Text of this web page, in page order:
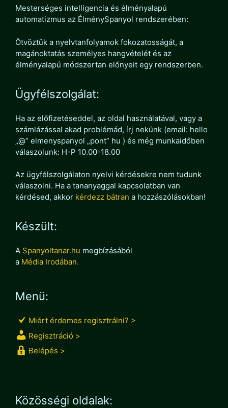
Mesterséges intelligencia és élményalapú
automatizmus az ÉlménySpanyol rendszerében:
Ötvöztük a nyelvtanfolyamok fokozatosságát, a
magánoktatás személyes hangvételét és az
élményalapú módszertan előnyeit egy rendszerben.
Ügyfélszolgálat:
Ha az előfizetéseddel, az oldal használatával, vagy a
számlázással akad problémád, írj nekünk (email: hello
„@” elmenyspanyol „pont” hu ) és még munkaidőben
válaszolunk: H-P 10.00-18.00
Az ügyfélszolgálaton nyelvi kérdésekre nem tudunk
válaszolni. Ha a tananyaggal kapcsolatban van
kérdésed, akkor kérdezz bátran a hozzászólásokban!
Készült:
A Spanyoltanar.hu megbízásából
a Média Irodában.
Menü:
Miért érdemes regisztrálni? >
Regisztráció >
Belépés >
Közösségi oldalak: